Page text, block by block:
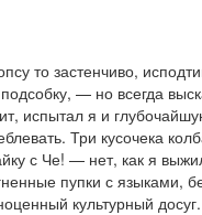
то застенчиво,
— но всегда
испытал я и
Три кусочека
с Че! — нет, как я
пупки с языками,
культурный досуг.